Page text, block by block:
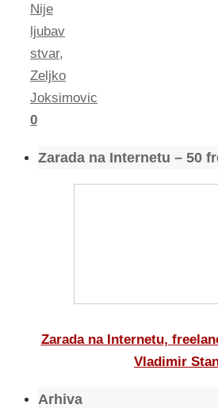
Nije
ljubav
stvar,
Zeljko
Joksimovic
0
Zarada na Internetu – 50
Zarada na Internetu,
Vladimir
Arhiva